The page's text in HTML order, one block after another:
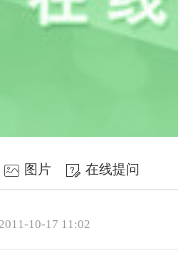
图片 在线提问
2011-10-17 11:02